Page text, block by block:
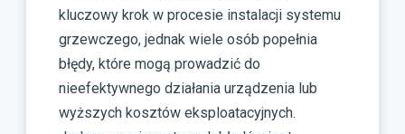
kluczowy krok w procesie instalacji systemu
grzewczego, jednak wiele osób popełnia
błędy, które mogą prowadzić do
nieefektywnego działania urządzenia lub
wyższych kosztów eksploatacyjnych.